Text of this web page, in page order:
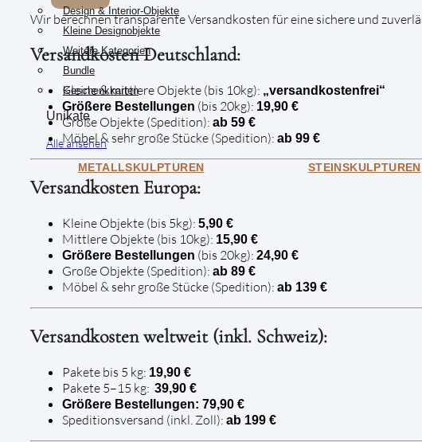
Design & Interior-Objekte
Kleine Designobjekte
Weitere Kategorien
Bundle
Geschenkkarten
Unikate
Alle ansehen
METALLSKULPTUREN STEINSKULPTUREN
Wir berechnen transparente Versandkosten für eine sichere und
Versandkosten Deutschland:
Kleine & mittlere Objekte (bis 10kg): „versandkostenfrei“
Größere Bestellungen (bis 20kg): 19,90 €
Große Objekte (Spedition): ab 59 €
Möbel & sehr große Stücke (Spedition): ab 99 €
Versandkosten Europa:
Kleine Objekte (bis 5kg): 5,90 €
Mittlere Objekte (bis 10kg): 15,90 €
Größere Bestellungen (bis 20kg): 24,90 €
Große Objekte (Spedition): ab 89 €
Möbel & sehr große Stücke (Spedition): ab 139 €
Versandkosten weltweit (inkl. Schweiz):
Pakete bis 5 kg: 19,90 €
Pakete 5–15 kg: 39,90 €
Größere Bestellungen: 79,90 €
Speditionsversand (inkl. Zoll): ab 199 €